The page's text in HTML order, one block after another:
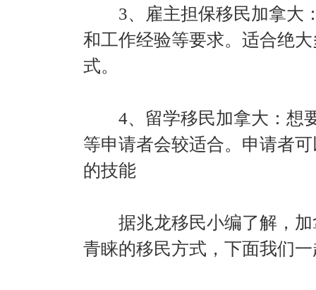
3、雇主担保移民加拿大
和工作经验等要求。适合绝
式。
4、留学移民加拿大：想
等申请者会较适合。申请者
的技能
据兆龙移民小编了解，加
青睐的移民方式，下面我们